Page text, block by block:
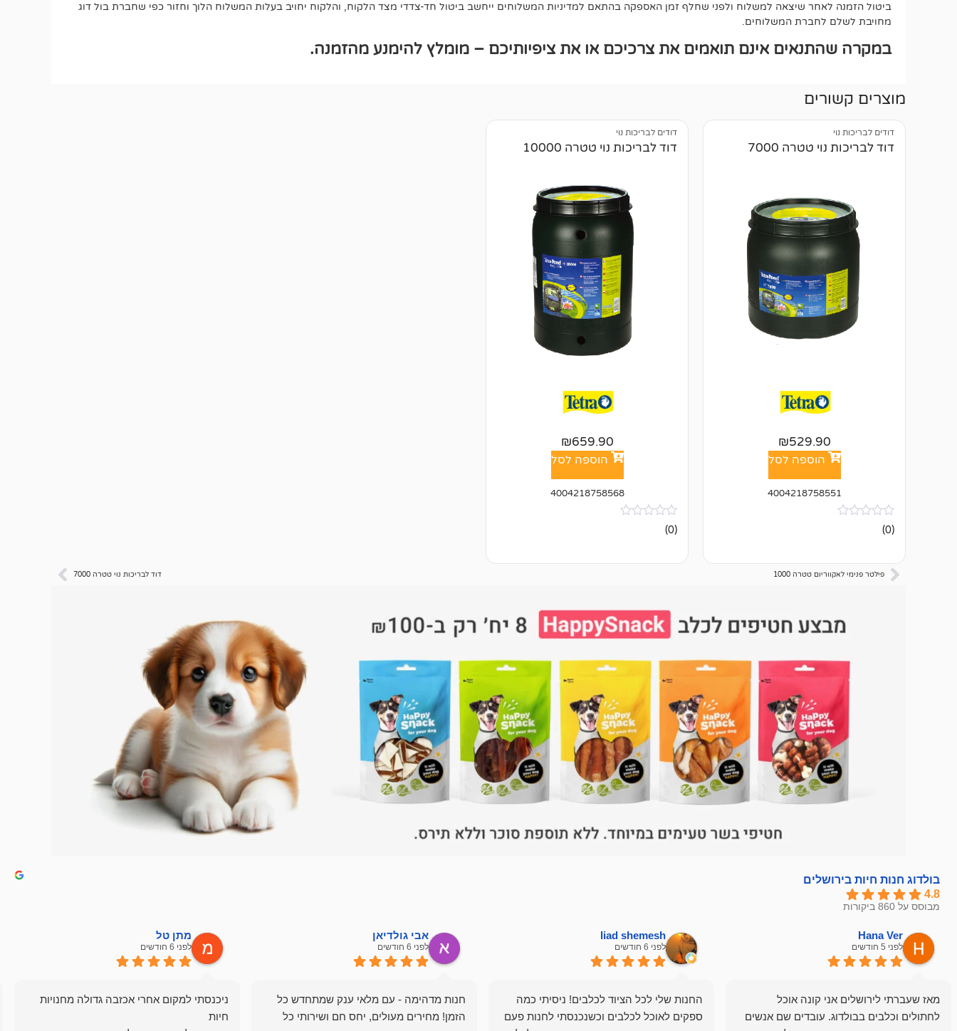
ביטול הזמנה לאחר שיצאה למשלוח ולפני שחלף זמן האספקה בהתאם למדיניות המשלוחים ייחשב ביטול חד-צדדי מצד הלקוח, והלקוח יחויב בעלות המשלוח הלוך וחזור כפי שחברת בול דוג
מחויבת לשלם לחברת המשלוחים.
במקרה שהתנאים אינם תואמים את צרכיכם או את ציפיותיכם – מומלץ להימנע מהזמנה.
מוצרים קשורים
דודים לבריכות נוי
דוד לבריכות נוי טטרה 7000
₪529.90
הוספה לסל
4004218758551
אין
ביקורות
(0)
דודים לבריכות נוי
דוד לבריכות נוי טטרה 10000
₪659.90
הוספה לסל
4004218758568
אין
ביקורות
(0)
פילטר פנימי לאקווריום טטרה 1000 דוד לבריכות נוי טטרה 7000
בולדוג חנות חיות בירושלים
4.8
מבוסס על 860 ביקורות
Hana Ver
לפני 5 חודשים
מאז שעברתי לירושלים אני קונה אוכל
לחתולים וכלבים בבולדוג. עובדים שם אנשים
liad shemesh
לפני 6 חודשים
החנות שלי לכל הציוד לכלבים! ניסיתי כמה
ספקים לאוכל לכלבים וכשנכנסתי לחנות פעם
אבי גולדיאן
לפני 6 חודשים
חנות מדהימה - עם מלאי ענק שמתחדש כל
הזמן! מחירים מעולים, יחס חם ושירותי כל
מתן טל
לפני 6 חודשים
ניכנסתי למקום אחרי אכזבה גדולה מחנויות